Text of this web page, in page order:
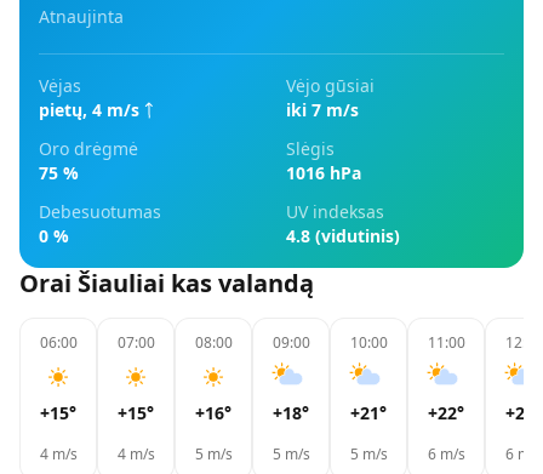
Atnaujinta
Vėjas
pietų, 4 m/s
Vėjo gūsiai
iki 7 m/s
Oro drėgmė
75 %
Slėgis
1016 hPa
Debesuotumas
0 %
UV indeksas
4.8 (vidutinis)
Orai Šiauliai kas valandą
06:00
+15°
4m/s
07:00
+15°
4m/s
08:00
+16°
5 m/s
09:00
+18°
5 m/s
10:00
+21°
5 m/s
11:00
+22°
6m/s
12:00
+24
6m/s